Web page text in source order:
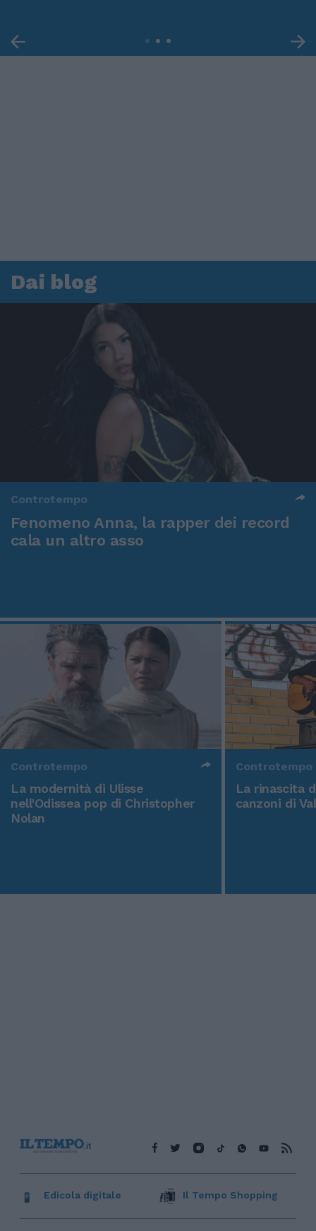
Dai blog
Controtempo
Fenomeno Anna, la rapper dei record
cala un altro asso
Controtempo
La modernità di Ulisse
nell'Odissea pop di Christopher
Nolan
Controtempo
La rinascita
canzoni di
Edicola digitale Il Tempo Shopping